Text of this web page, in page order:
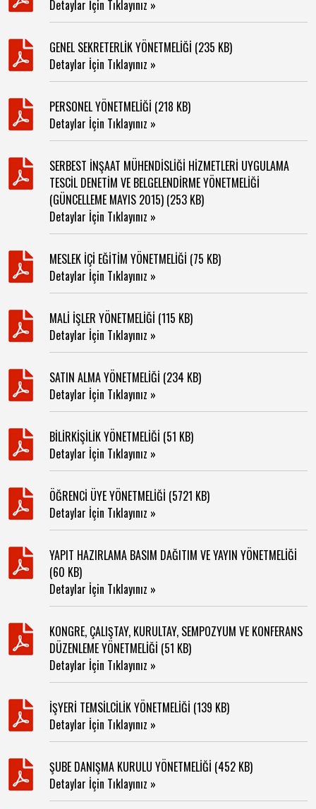
Detaylar İçin Tıklayınız »
GENEL SEKRETERLİK YÖNETMELİĞİ (235 KB)
Detaylar İçin Tıklayınız »
PERSONEL YÖNETMELİĞİ (218 KB)
Detaylar İçin Tıklayınız »
SERBEST İNŞAAT MÜHENDİSLİĞİ HİZMETLERİ UYGULAMA
TESCİL DENETİM VE BELGELENDİRME YÖNETMELİĞİ
(GÜNCELLEME MAYIS 2015) (253 KB)
Detaylar İçin Tıklayınız »
MESLEK İÇİ EĞİTİM YÖNETMELİĞİ (75 KB)
Detaylar İçin Tıklayınız »
MALİ İŞLER YÖNETMELİĞİ (115 KB)
Detaylar İçin Tıklayınız »
SATIN ALMA YÖNETMELİĞİ (234 KB)
Detaylar İçin Tıklayınız »
BİLİRKİŞİLİK YÖNETMELİĞİ (51 KB)
Detaylar İçin Tıklayınız »
ÖĞRENCİ ÜYE YÖNETMELİĞİ (5721 KB)
Detaylar İçin Tıklayınız »
YAPIT HAZIRLAMA BASIM DAĞITIM VE YAYIN YÖNETMELİĞİ
(60 KB)
Detaylar İçin Tıklayınız »
KONGRE, ÇALIŞTAY, KURULTAY, SEMPOZYUM VE KONFERANS
DÜZENLEME YÖNETMELİĞİ (51 KB)
Detaylar İçin Tıklayınız »
İŞYERİ TEMSİLCİLİK YÖNETMELİĞİ (139 KB)
Detaylar İçin Tıklayınız »
ŞUBE DANIŞMA KURULU YÖNETMELİĞİ (452 KB)
Detaylar İçin Tıklayınız »